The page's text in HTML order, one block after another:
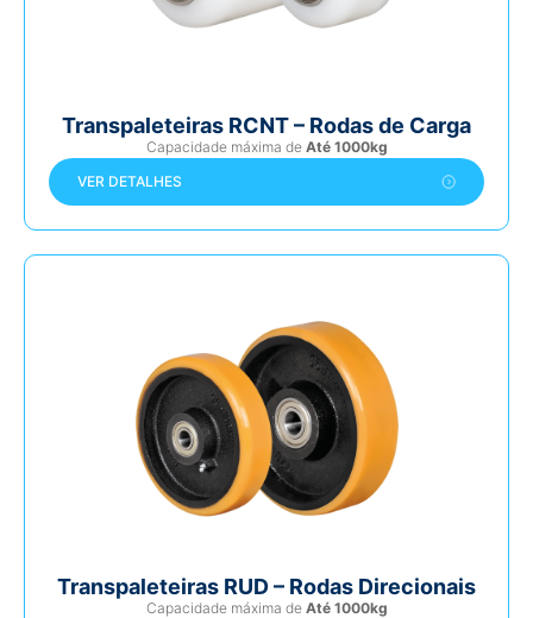
Transpaleteiras RCNT – Rodas de Carga
Capacidade máxima de Até 1000kg
VER DETALHES
Transpaleteiras RUD – Rodas Direcionais
Capacidade máxima de Até 1000kg